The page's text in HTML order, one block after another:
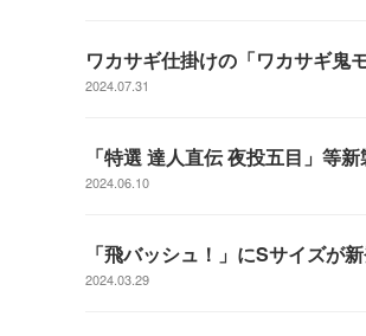
ワカサギ仕掛けの「ワカサギ鬼
2024.07.31
「特選 達人直伝 夜投五目」等
2024.06.10
「飛バッシュ！」にSサイズが
2024.03.29